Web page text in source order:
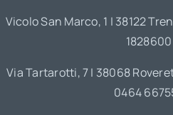
Vicolo San Marco, 1 | 38122
1828600
Via Tartarotti, 7 | 38068
0464